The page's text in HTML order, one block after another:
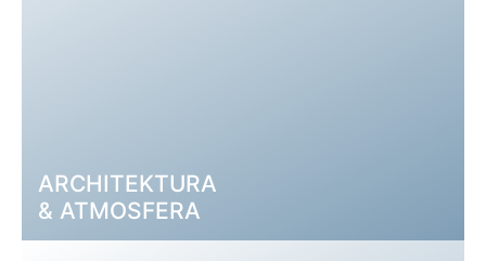
ODKRYJ HEXAGON →
ARCHITEKTURA
& ATMOSFERA